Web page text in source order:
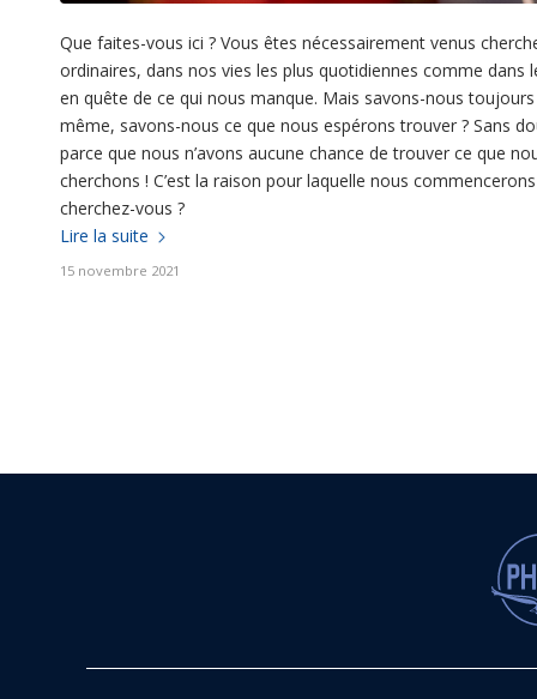
Que faites-vous ici ? Vous êtes nécessairement venus
ordinaires, dans nos vies les plus quotidiennes comme
en quête de ce qui nous manque. Mais savons-nous
même, savons-nous ce que nous espérons trouver ? Sans
parce que nous n’avons aucune chance de trouver ce que
cherchons ! C’est la raison pour laquelle nous
cherchez-vous ?
Lire la suite
15 novembre 2021